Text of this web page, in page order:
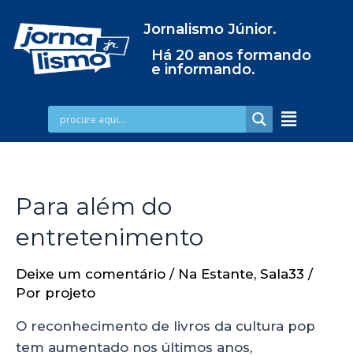
Jornalismo Júnior.
Há 20 anos formando
e informando.
Para além do
entretenimento
Deixe um comentário / Na Estante, Sala33 /
Por projeto
O reconhecimento de livros da cultura pop
tem aumentado nos últimos anos,